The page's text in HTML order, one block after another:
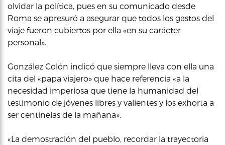
olvidar la política, pues en su comunicado desde
Roma se apresuró a asegurar que todos los gastos del
viaje fueron cubiertos por ella «en su carácter
personal».
González Colón indicó que siempre lleva con ella una
cita del «papa viajero» que hace referencia «a la
necesidad imperiosa que tiene la humanidad del
testimonio de jóvenes libres y valientes y los exhorta a
ser centinelas de la mañana».
«La demostración del pueblo, recordar la trayectoria